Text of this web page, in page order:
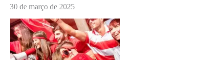
30 de março de 2025